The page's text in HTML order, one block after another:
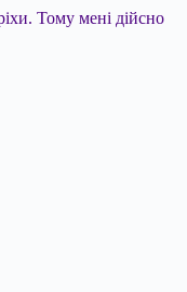
Тому мені дійсно